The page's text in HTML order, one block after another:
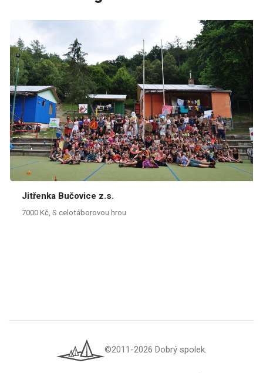
Jitřenka Bučovice z.s.
7000 Kč, S celotáborovou hrou
©2011-2026 Dobrý spolek.